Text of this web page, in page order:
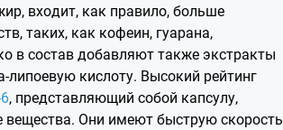
входит, как правило, больше
таких, как кофеин, гуарана,
в состав добавляют также экстракты
липоевую кислоту. Высокий рейтинг
, представляющий собой капсулу,
Они имеют быструю скорость